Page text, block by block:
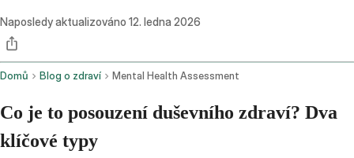
Naposledy aktualizováno 12. ledna 2026
Domů Blog o zdraví Mental Health Assessment
Co je to posouzení duševního zdraví? Dva
klíčové typy